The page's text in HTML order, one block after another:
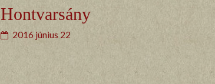
Hontvarsány
2016 június 22